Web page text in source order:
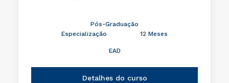
Pós-Graduação
Especialização
12 Meses
EAD
Detalhes do curso